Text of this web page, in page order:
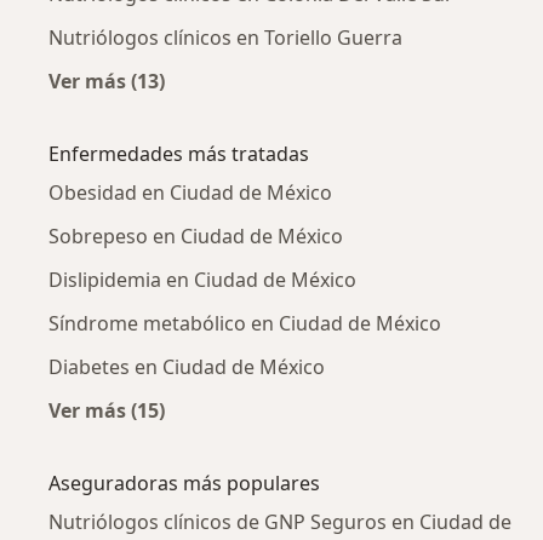
Nutriólogos clínicos en Toriello Guerra
Ver más (13)
Enfermedades más tratadas
Obesidad en Ciudad de México
Sobrepeso en Ciudad de México
Dislipidemia en Ciudad de México
Síndrome metabólico en Ciudad de México
Diabetes en Ciudad de México
Ver más (15)
Aseguradoras más populares
Nutriólogos clínicos de GNP Seguros en Ciudad de